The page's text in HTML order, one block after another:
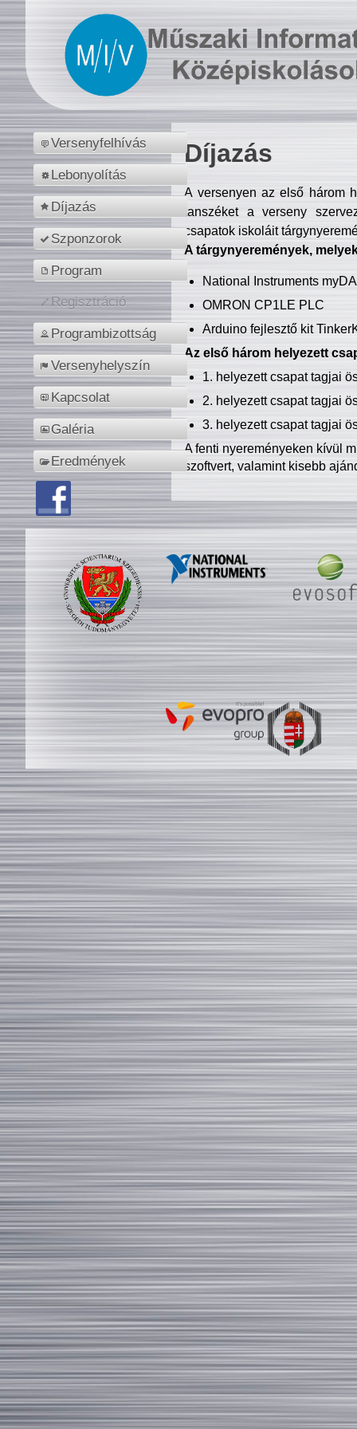
Versenyfelhívás
Lebonyolítás
Díjazás
Szponzorok
Program
Regisztráció
Programbizottság
Versenyhelyszín
Kapcsolat
Galéria
Eredmények
Díjazás
A versenyen az első három
tanszéket a verseny
csapatok iskoláit
A tárgynyeremények,
National Instruments
OMRON CP1LE PLC
Arduino fejlesztő kit
Az első három helyezett
1. helyezett csapat tagjai
2. helyezett csapat tagjai
3. helyezett csapat tagjai
A fenti nyereményeken kívül
szoftvert, valamint kisebb